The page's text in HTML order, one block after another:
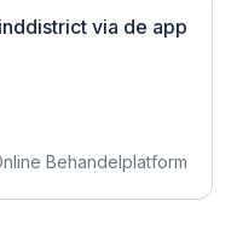
via de app?
Behandelplatform